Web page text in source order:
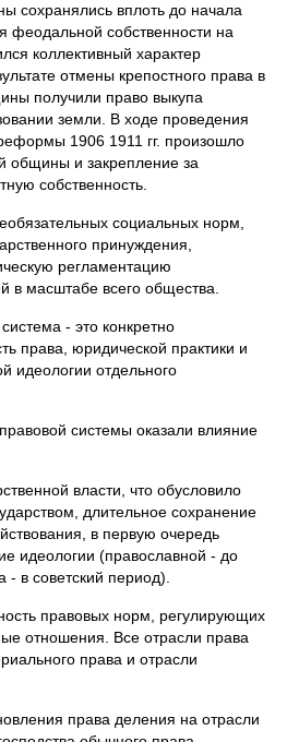
сохранялись вплоть до начала
собственности на
коллективный характер
отмены крепостного права в
получили право выкупа
земли. В ходе проведения
1906 1911 гг. произошло
общины и закрепление за
собственность.
социальных норм,
принуждения,
регламентацию
в масштабе всего общества.
- это конкретно
права, юридической практики и
идеологии отдельного
системы оказали влияние
власти, что обусловило
длительное сохранение
в первую очередь
идеологии (православной - до
в советский период).
правовых норм, регулирующих
отношения. Все отрасли права
права и отрасли
права деления на отрасли